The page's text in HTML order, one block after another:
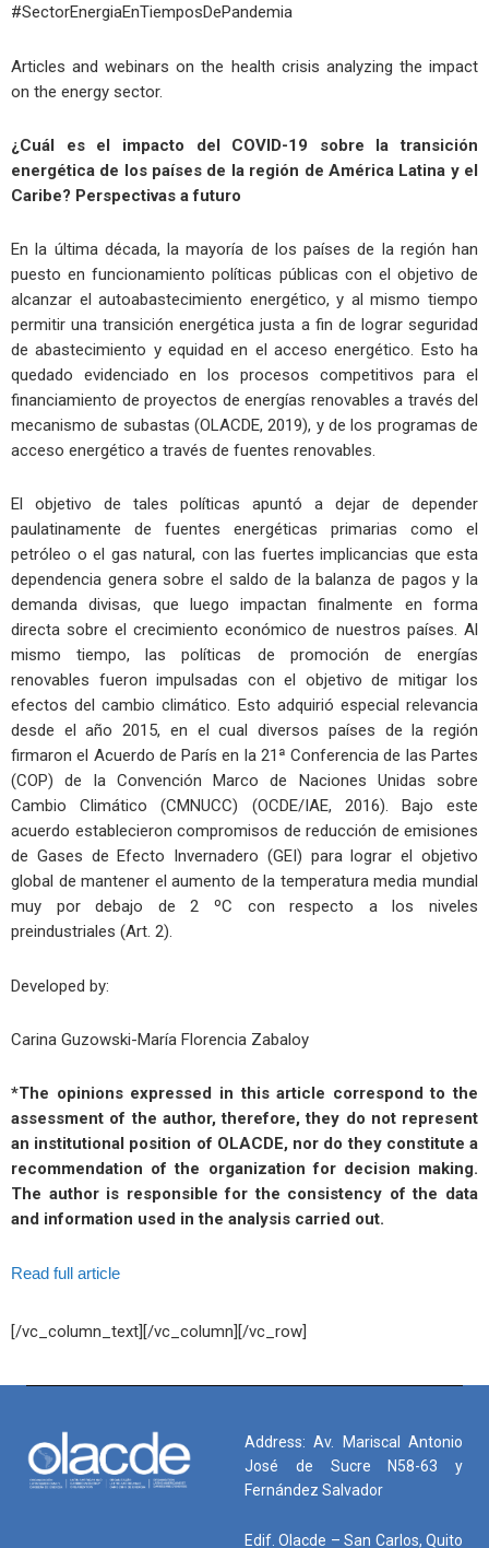
#SectorEnergiaEnTiemposDePandemia
Articles and webinars on the health crisis analyzing the impact
on the energy sector.
¿Cuál es el impacto del COVID-19 sobre la transición
energética de los países de la región de América Latina y el
Caribe? Perspectivas a futuro
En la última década, la mayoría de los países de la región han
puesto en funcionamiento políticas públicas con el objetivo de
alcanzar el autoabastecimiento energético, y al mismo tiempo
permitir una transición energética justa a fin de lograr seguridad
de abastecimiento y equidad en el acceso energético. Esto ha
quedado evidenciado en los procesos competitivos para el
financiamiento de proyectos de energías renovables a través del
mecanismo de subastas (OLACDE, 2019), y de los programas de
acceso energético a través de fuentes renovables.
El objetivo de tales políticas apuntó a dejar de depender
paulatinamente de fuentes energéticas primarias como el
petróleo o el gas natural, con las fuertes implicancias que esta
dependencia genera sobre el saldo de la balanza de pagos y la
demanda divisas, que luego impactan finalmente en forma
directa sobre el crecimiento económico de nuestros países. Al
mismo tiempo, las políticas de promoción de energías
renovables fueron impulsadas con el objetivo de mitigar los
efectos del cambio climático. Esto adquirió especial relevancia
desde el año 2015, en el cual diversos países de la región
firmaron el Acuerdo de París en la 21ª Conferencia de las Partes
(COP) de la Convención Marco de Naciones Unidas sobre
Cambio Climático (CMNUCC) (OCDE/IAE, 2016). Bajo este
acuerdo establecieron compromisos de reducción de emisiones
de Gases de Efecto Invernadero (GEI) para lograr el objetivo
global de mantener el aumento de la temperatura media mundial
muy por debajo de 2 ºC con respecto a los niveles
preindustriales (Art. 2).
Developed by:
Carina Guzowski-María Florencia Zabaloy
*The opinions expressed in this article correspond to the
assessment of the author, therefore, they do not represent
an institutional position of OLACDE, nor do they constitute a
recommendation of the organization for decision making.
The author is responsible for the consistency of the data
and information used in the analysis carried out.
Read full article
[/vc_column_text][/vc_column][/vc_row]
Address: Av. Mariscal Antonio
José de Sucre N58-63 y
Fernández Salvador
Edif. Olacde – San Carlos, Quito